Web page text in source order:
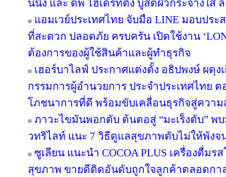
นนิ่ง และ ดีพ ไฮเดรทติ้ง บูสต์ผิวกระจ่างใส
แอมเวย์ประเทศไทย จับมือ LINE มอบปร
ที่สะดวก ปลอดภัย ครบครัน เปิดใช้งาน
ต้องการของผู้ใช้สินค้าและผู้ทำธุรกิจ
เฮอร์บาไลฟ์ ประกาศแต่งตั้ง อธิปพงษ์ ผดุง
กรรมการผู้อำนวยการ ประจำประเทศไทย
โภชนาการที่ดี พร้อมขับเคลื่อนธุรกิจสู่ความ
ภาวะไขมันพอกตับ ต้นตอสู่ “มะเร็งตับ” พ
วทริไลท์ แนะ 7 วิธีดูแลสุขภาพตับไม่ให้พังจ
ซูเลียน แนะนำ COCOA PLUS เครื่องดื่ม
สุขภาพ ขายดีติดอันดับถูกใจลูกค้าตลอดกา